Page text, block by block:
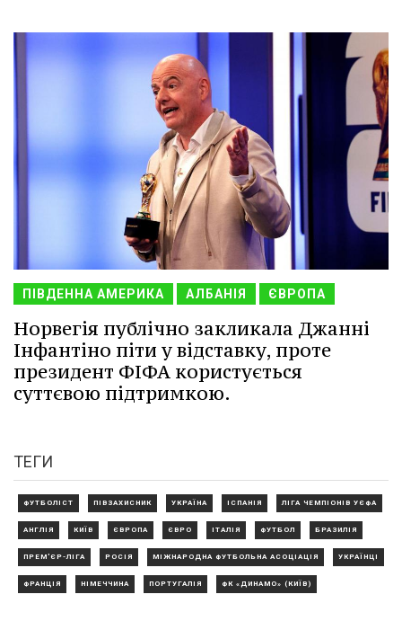
ПІВДЕННА АМЕРИКА АЛБАНІЯ ЄВРОПА
Норвегія публічно закликала Джанні
Інфантіно піти у відставку, проте
президент ФІФА користується
суттєвою підтримкою.
ТЕГИ
ФУТБОЛІСТ ПІВЗАХИСНИК УКРАЇНА ІСПАНІЯ ЛІГА ЧЕМПІОНІВ УЄФА
АНГЛІЯ КИЇВ ЄВРОПА ЄВРО ІТАЛІЯ ФУТБОЛ БРАЗИЛІЯ
ПРЕМ'ЄР-ЛІГА РОСІЯ МІЖНАРОДНА ФУТБОЛЬНА АСОЦІАЦІЯ УКРАЇНЦІ
ФРАНЦІЯ НІМЕЧЧИНА ПОРТУГАЛІЯ ФК «ДИНАМО» (КИЇВ)